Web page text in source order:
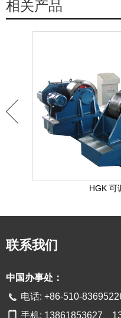
相关产品
HGK 可
联系我们
中国办事处：
电话: +86-510-
手机: 13861853627